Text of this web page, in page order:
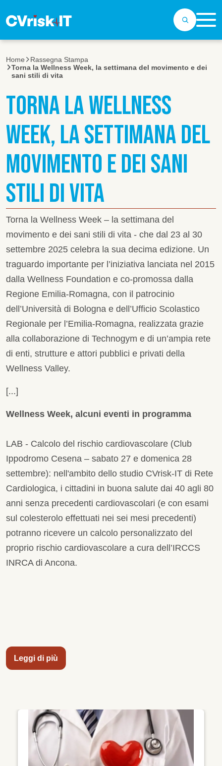
Home
Rassegna Stampa
Torna la Wellness Week, la settimana del movimento e dei
sani stili di vita
TORNA LA WELLNESS
WEEK, LA SETTIMANA DEL
MOVIMENTO E DEI SANI
STILI DI VITA
Torna la Wellness Week – la settimana del
movimento e dei sani stili di vita - che dal 23 al 30
settembre 2025 celebra la sua decima edizione. Un
traguardo importante per l’iniziativa lanciata nel 2015
dalla Wellness Foundation e co-promossa dalla
Regione Emilia-Romagna, con il patrocinio
dell’Università di Bologna e dell’Ufficio Scolastico
Regionale per l’Emilia-Romagna, realizzata grazie
alla collaborazione di Technogym e di un’ampia rete
di enti, strutture e attori pubblici e privati della
Wellness Valley.
[...]
Wellness Week, alcuni eventi in programma
LAB - Calcolo del rischio cardiovascolare (Club
Ippodromo Cesena – sabato 27 e domenica 28
settembre): nell'ambito dello studio CVrisk-IT di Rete
Cardiologica, i cittadini in buona salute dai 40 agli 80
anni senza precedenti cardiovascolari (e con esami
sul colesterolo effettuati nei sei mesi precedenti)
potranno ricevere un calcolo personalizzato del
proprio rischio cardiovascolare a cura dell’IRCCS
INRCA di Ancona.
Leggi di più